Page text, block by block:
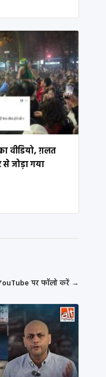
वीडियो, ग़लत
से जोड़ा गया
पर फॉलो करें →